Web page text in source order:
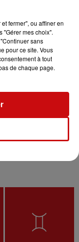
19h50
19h50
fermer", ou affiner en
"Gérer mes choix".
sans
pour ce site. Vous
à tout
de chaque page.